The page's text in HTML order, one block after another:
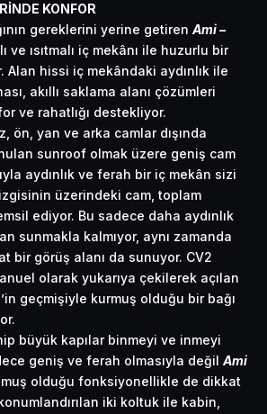
KONFOR
gereklerini yerine getiren Ami –
ve ısıtmalı iç mekânı ile huzurlu bir
hissi iç mekândaki aydınlık ile
akıllı saklama alanı çözümleri
ve rahatlığı destekliyor.
ön, yan ve arka camlar dışında
sunroof olmak üzere geniş cam
aydınlık ve ferah bir iç mekân sizi
üzerindeki cam, toplam
ediyor. Bu sadece daha aydınlık
sunmakla kalmıyor, aynı zamanda
bir görüş alanı da sunuyor. CV2
olarak yukarıya çekilerek açılan
geçmişiyle kurmuş olduğu bir bağı
büyük kapılar binmeyi ve inmeyi
geniş ve ferah olmasıyla değil Ami
olduğu fonksiyonellikle de dikkat
iki koltuk ile kabin,